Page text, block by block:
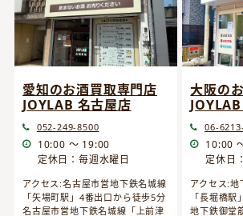
愛知のお酒買取専門店
JOYLAB 名古屋店
052-249-8500
10:00 ～ 19:00
定休日：毎週水曜日
アクセス:名古屋市営地下鉄名城線
「矢場町駅」4番出口から徒歩5分
名古屋市営地下鉄名城線「上前津
大阪の
06-
10:00
定休日
アクセス:地
「長堀橋
地下鉄御堂